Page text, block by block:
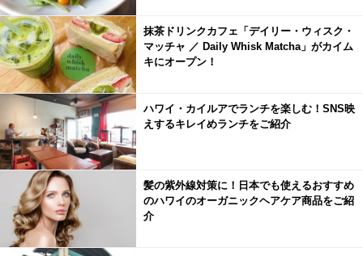
抹茶ドリンクカフェ「デイリー・ウィスク・
マッチャ ／ Daily Whisk Matcha」がカイム
キにオープン！
ハワイ・カイルアでランチを楽しむ！SNS映
えするキレイめランチをご紹介
髪の紫外線対策に！日本でも使えるおすすめ
のハワイのオーガニックヘアケア商品をご紹
介